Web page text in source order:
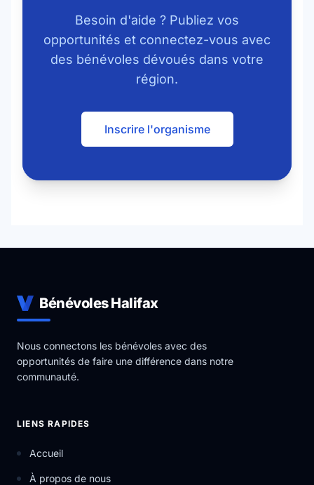
Besoin d'aide ? Publiez vos
opportunités et connectez-vous avec
des bénévoles dévoués dans votre
région.
Inscrire l'organisme
Bénévoles Halifax
Nous connectons les bénévoles avec des
opportunités de faire une différence dans notre
communauté.
LIENS RAPIDES
Accueil
À propos de nous